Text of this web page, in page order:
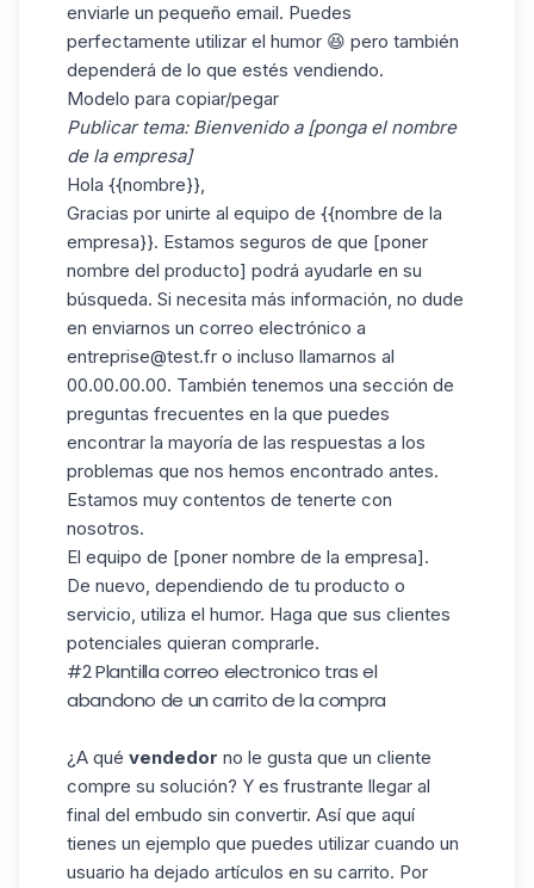
enviarle un pequeño email. Puedes
perfectamente utilizar el humor 😆 pero también
dependerá de lo que estés vendiendo.
Modelo para copiar/pegar
Publicar tema: Bienvenido a [ponga el nombre
de la empresa]
Hola {{nombre}},
Gracias por unirte al equipo de {{nombre de la
empresa}}. Estamos seguros de que [poner
nombre del producto] podrá ayudarle en su
búsqueda. Si necesita más información, no dude
en enviarnos un correo electrónico a
entreprise@test.fr o incluso llamarnos al
00.00.00.00. También tenemos una sección de
preguntas frecuentes en la que puedes
encontrar la mayoría de las respuestas a los
problemas que nos hemos encontrado antes.
Estamos muy contentos de tenerte con
nosotros.
El equipo de [poner nombre de la empresa].
De nuevo, dependiendo de tu producto o
servicio, utiliza el humor. Haga que sus clientes
potenciales quieran comprarle.
#2 Plantilla correo electronico tras el
abandono de un carrito de la compra
¿A qué vendedor no le gusta que un cliente
compre su solución? Y es frustrante llegar al
final del embudo sin convertir. Así que aquí
tienes un ejemplo que puedes utilizar cuando un
usuario ha dejado artículos en su carrito. Por